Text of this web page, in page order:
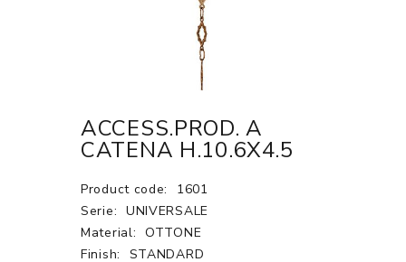
ACCESS.PROD. A
CATENA H.10.6X4.5
Product code:
1601
Serie: UNIVERSALE
Material: OTTONE
Finish:
STANDARD